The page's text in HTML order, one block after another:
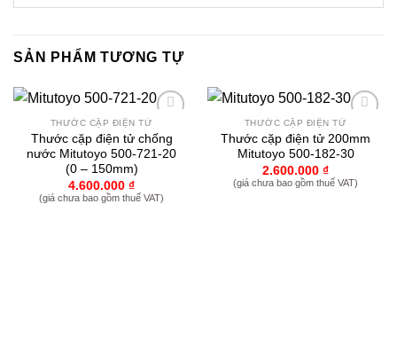
SẢN PHẨM TƯƠNG TỰ
thích
THƯỚC CẶP ĐIỆN TỬ
Thước cặp điện tử chống
nước Mitutoyo 500-721-20
(0 – 150mm)
4.600.000 ₫
(giá chưa bao gồm thuế VAT)
thích
THƯỚC CẶP ĐIỆN TỬ
Thước cặp điện tử 200mm
Mitutoyo 500-182-30
2.600.000 ₫
(giá chưa bao gồm thuế VAT)